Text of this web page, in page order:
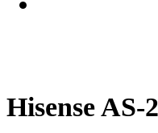
Hisense